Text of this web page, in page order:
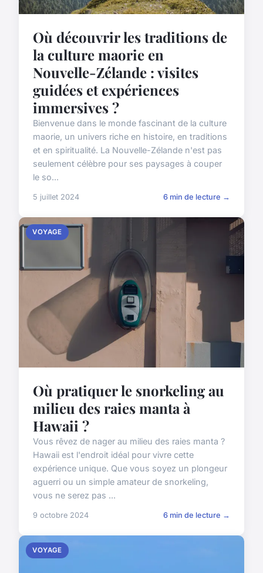
Où découvrir les traditions de
la culture maorie en
Nouvelle-Zélande : visites
guidées et expériences
immersives ?
Bienvenue dans le monde fascinant de la culture
maorie, un univers riche en histoire, en traditions
et en spiritualité. La Nouvelle-Zélande n'est pas
seulement célèbre pour ses paysages à couper
le so...
5 juillet 2024 6 min de lecture →
VOYAGE
Où pratiquer le snorkeling au
milieu des raies manta à
Hawaii ?
Vous rêvez de nager au milieu des raies manta ?
Hawaii est l'endroit idéal pour vivre cette
expérience unique. Que vous soyez un plongeur
aguerri ou un simple amateur de snorkeling,
vous ne serez pas ...
9 octobre 2024 6 min de lecture →
VOYAGE